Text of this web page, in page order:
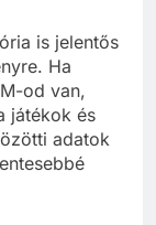
is jelentős
Ha
od van,
játékok és
adatok